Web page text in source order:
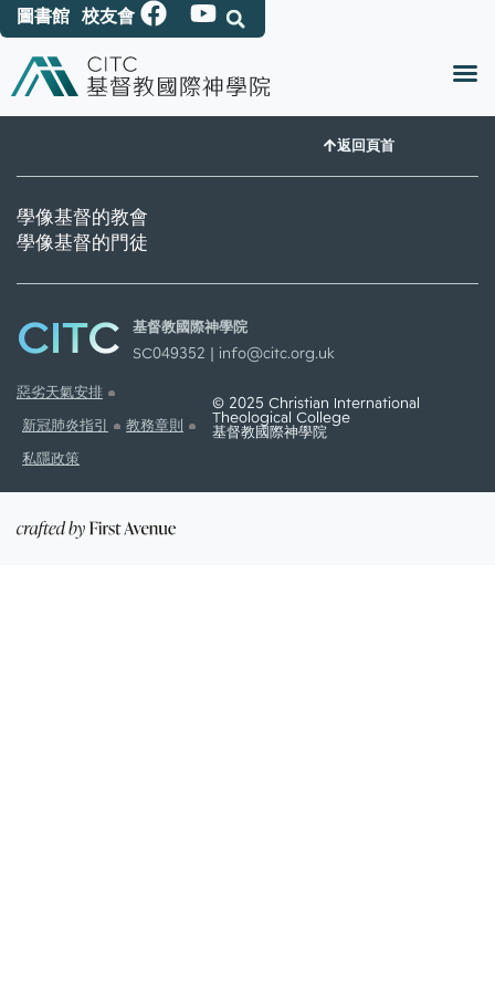
圖書館 校友會
返回頁首
學像基督的教會
學像基督的門徒
CITC
基督教國際神學院
SC049352 | info@citc.org.uk
惡劣天氣安排
新冠肺炎指引
教務章則
私隱政策
© 2025 Christian International
Theological College
基督教國際神學院